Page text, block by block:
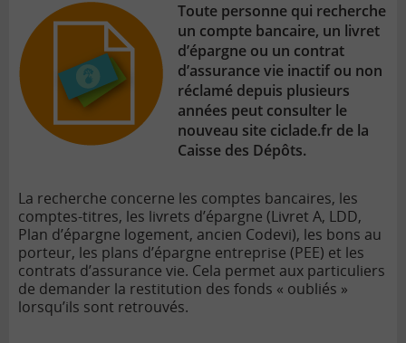
Toute personne qui recherche
un compte bancaire, un livret
d’épargne ou un contrat
d’assurance vie inactif ou non
réclamé depuis plusieurs
années peut consulter le
nouveau site ciclade.fr de la
Caisse des Dépôts.
La recherche concerne les comptes bancaires, les
comptes-titres, les livrets d’épargne (Livret A, LDD,
Plan d’épargne logement, ancien Codevi), les bons au
porteur, les plans d’épargne entreprise (PEE) et les
contrats d’assurance vie. Cela permet aux particuliers
de demander la restitution des fonds « oubliés »
lorsqu’ils sont retrouvés.